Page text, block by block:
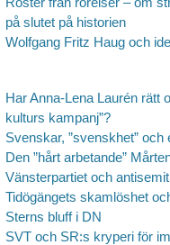
på slutet på historien
Wolfgang Fritz Haug och
Har Anna-Lena Laurén rätt
kulturs kampanj”?
Svenskar, ”svenskhet” och
Den ”hårt arbetande”
Vänsterpartiet och
Tidögängets skamlöshet
Sterns bluff i DN
SVT och SR:s kryperi för